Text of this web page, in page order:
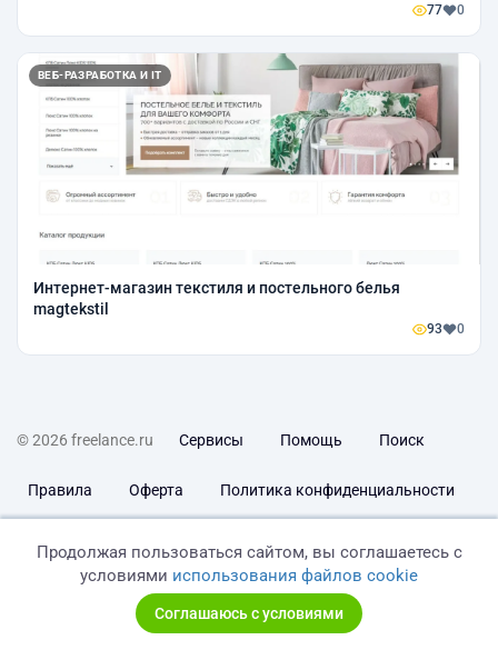
77 0
ВЕБ-РАЗРАБОТКА И IT
Интернет-магазин текстиля и постельного белья
magtekstil
93 0
© 2026 freelance.ru Сервисы Помощь Поиск
Правила Оферта Политика конфиденциальности
Продолжая пользоваться сайтом, вы соглашаетесь с
условиями использования файлов cookie
Соглашаюсь с условиями